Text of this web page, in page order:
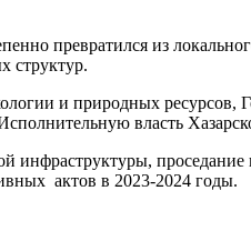
превратился из
структур.
и природных ресурсов,
власть
проседание
актов в 2023-2024 годы.